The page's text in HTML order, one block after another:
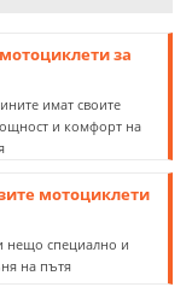
за
имат своите
и комфорт на
мотоциклети
нещо специално и
на пътя